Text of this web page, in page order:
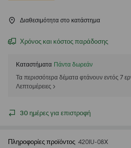
Διαθεσιμότητα στο κατάστημα
Χρόνος και κόστος παράδοσης
Καταστήματα Πάντα δωρεάν
Τα περισσότερα δέματα φτάνουν εντός 7
Λεπτομέρειες >
30 ημέρες για επιστροφή
Πληροφορίες προϊόντος 420IU-08X